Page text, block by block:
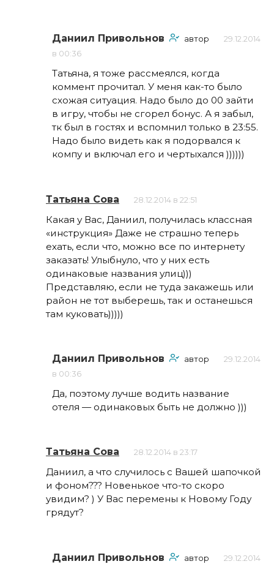
Даниил Привольнов автор
29.12.2014
в 00:36
Татьяна, я тоже рассмеялся, когда
коммент прочитал. У меня как-то было
схожая ситуация. Надо было до 00 зайти
в игру, чтобы не сгорел бонус. А я забыл,
тк был в гостях и вспомнил только в 23:55.
Надо было видеть как я подорвался к
компу и включал его и чертыхался ))))))
Татьяна Сова 28.12.2014 в 22:51
Какая у Вас, Даниил, получилась классная
«инструкция» Даже не страшно теперь
ехать, если что, можно все по интернету
заказать! Улыбнуло, что у них есть
одинаковые названия улиц)))
Представляю, если не туда закажешь или
район не тот выберешь, так и останешься
там куковать)))))
Даниил Привольнов автор
29.12.2014
в 00:36
Да, поэтому лучше водить название
отеля — одинаковых быть не должно )))
Татьяна Сова 28.12.2014 в 23:17
Даниил, а что случилось с Вашей шапочкой
и фоном??? Новенькое что-то скоро
увидим? ) У Вас перемены к Новому Году
грядут?
Даниил Привольнов автор
29.12.2014